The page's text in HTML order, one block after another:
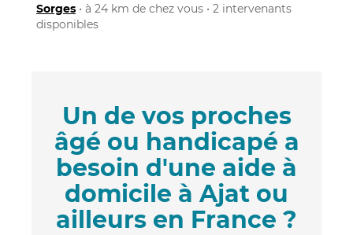
Sorges • à 24 km de chez vous • 2 intervenants
disponibles
Un de vos proches
âgé ou handicapé a
besoin d'une aide à
domicile à Ajat ou
ailleurs en France ?